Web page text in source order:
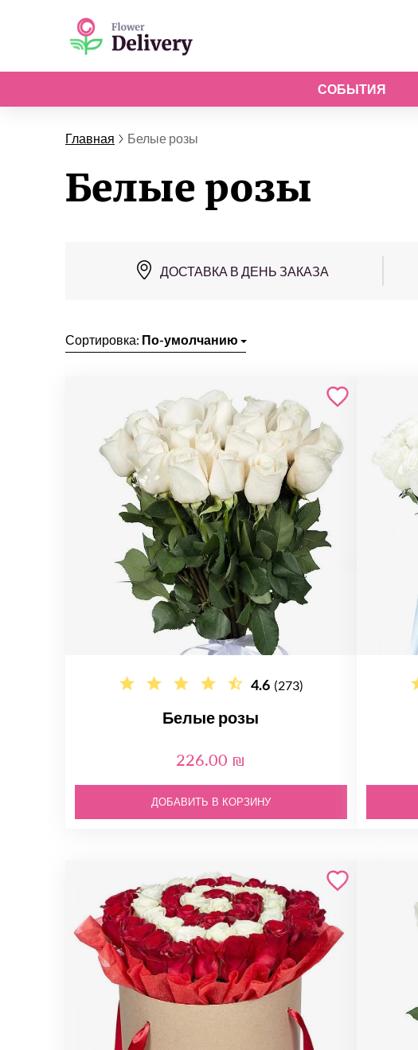
СОБЫТИЯ
Главная Белые розы
Белые розы
ДОСТАВКА В ДЕНЬ ЗАКАЗА
Сортировка: По-умолчанию
4.6 (273)
Белые розы
226.00 ₪
ДОБАВИТЬ В КОРЗИНУ